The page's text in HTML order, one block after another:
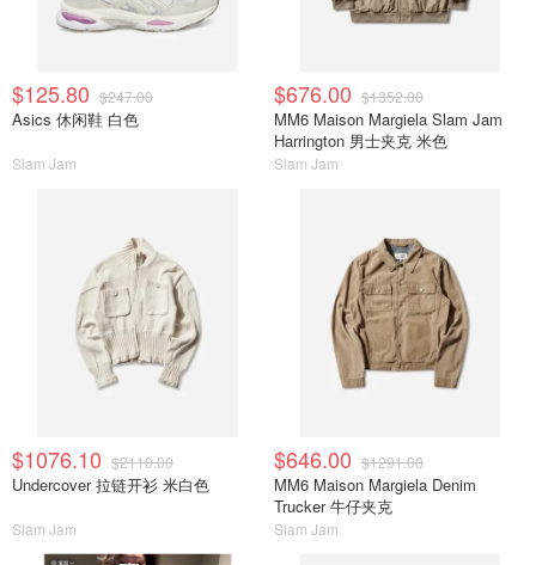
$125.80 $247.00
Asics 休闲鞋 白色
Slam Jam
$676.00 $1352.00
MM6 Maison Margiela Slam Jam
Harrington 男士夹克 米色
Slam Jam
$1076.10 $2110.00
Undercover 拉链开衫 米白色
Slam Jam
$646.00 $1291.00
MM6 Maison Margiela Denim
Trucker 牛仔夹克
Slam Jam